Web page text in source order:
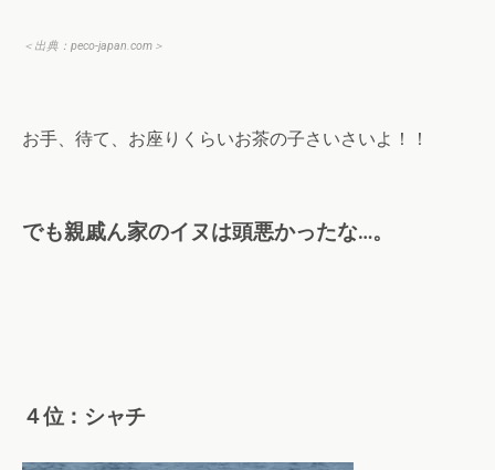
＜出典： peco-japan.com ＞
お手、待て、お座りくらいお茶の子さいさいよ！！
でも親戚ん家のイヌは頭悪かったな…。
４位：シャチ